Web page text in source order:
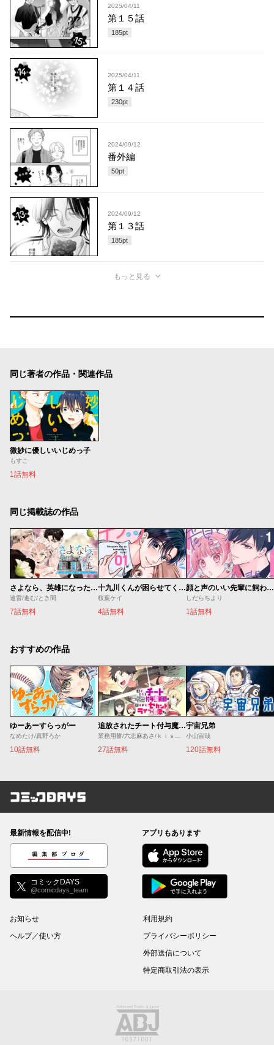
2025/04/11
第１５話
185pt
2025/04/11
第１４話
230pt
2024/09/12
番外編
50pt
2024/09/12
第１３話
185pt
もっと見る
同じ著者の作品・関連作品
微妙に優しいいじめっ子
もすこ
1話無料
同じ掲載誌の作品
さよなら、英雄になった旦那様 ～ただ祈るだけの役立たずな妻のはずでしたが……～
遠雷/進む/とき間
7話無料
十九川くんが困らせてくる！
桜葉ケイ
4話無料
顔と声のいい先輩に飼われてます。
しだらちより
1話無料
おすすめの作品
ゆーあーすらっがー
なめたけ/真野ろか
10話無料
追放されたチート付与魔術師は気ままなセカンドライフを謳歌する。 ～俺は武器だけじゃなく、あらゆるものに『強化ポイント』を付与できるし、俺の意思でいつでも効果を解除できるけど、残った人たち大丈夫？～
業務用餅/六志麻あさ/ｋｉｓｕｉ
27話無料
宇宙兄弟
小山宙哉
120話無料
コミックDAYS
最新情報を配信中!
編集部ブログ
コミックDAYS
@comicdays_team
アプリもあります
お知らせ
ヘルプ／使い方
利用規約
プライバシーポリシー
外部送信について
特定商取引法の表示